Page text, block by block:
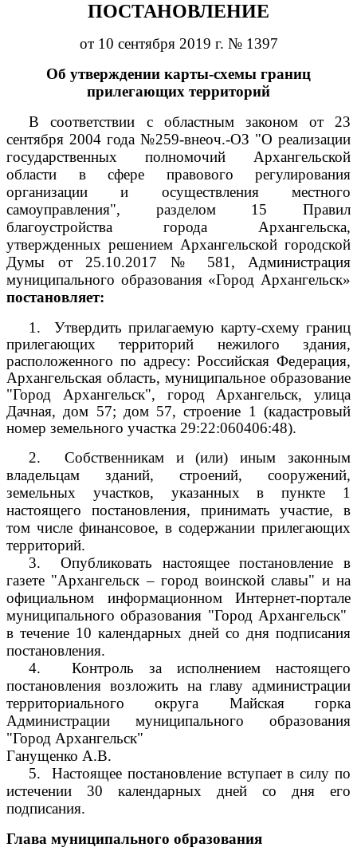
ПОСТАНОВЛЕНИЕ
от 10 сентября 2019 г. № 1397
Об утверждении карты-схемы границ
прилегающих территорий
В соответствии с областным законом от 23
сентября 2004 года №259-внеоч.-ОЗ "О реализации
государственных полномочий Архангельской
области в сфере правового регулирования
организации и осуществления местного
самоуправления", разделом 15 Правил
благоустройства города Архангельска,
утвержденных решением Архангельской городской
Думы от 25.10.2017 № 581, Администрация
муниципального образования «Город Архангельск»
постановляет:
1.
Утвердить прилагаемую карту-схему границ
прилегающих территорий нежилого здания,
расположенного по адресу: Российская Федерация,
Архангельская область, муниципальное образование
"Город Архангельск", город Архангельск, улица
Дачная, дом 57; дом 57, строение 1 (кадастровый
номер земельного участка 29:22:060406:48).
2.
Собственникам и (или) иным законным
владельцам зданий, строений, сооружений,
земельных участков, указанных в пункте 1
настоящего постановления, принимать участие, в
том числе финансовое, в содержании прилегающих
территорий.
3.
Опубликовать настоящее постановление в
газете "Архангельск – город воинской славы" и на
официальном информационном Интернет-портале
муниципального образования "Город Архангельск"
в течение 10 календарных дней со дня подписания
постановления.
4.
Контроль за исполнением настоящего
постановления возложить на главу администрации
территориального округа Майская горка
Администрации муниципального образования
"Город Архангельск"
Ганущенко А.В.
5.
Настоящее постановление вступает в силу по
истечении 30 календарных дней со дня его
подписания.
Глава муниципального образования